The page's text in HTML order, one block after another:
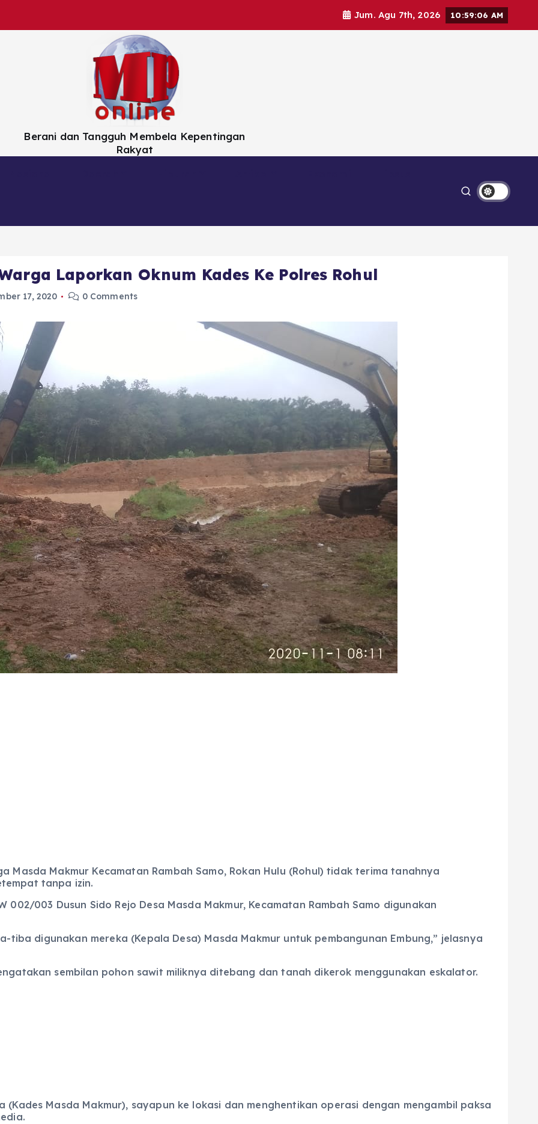
Jum. Agu 7th, 2026 10:59:08 AM
Berani dan Tangguh Membela Kepentingan
Rakyat
Laporkan Oknum Kades Ke Polres Rohul
17, 2020 0 Comments
Masda Makmur Kecamatan Rambah Samo, Rokan Hulu (Rohul) tidak terima tanahnya
tanpa izin.
003 Dusun Sido Rejo Desa Masda Makmur, Kecamatan Rambah Samo digunakan
digunakan mereka (Kepala Desa) Masda Makmur untuk pembangunan Embung,” jelasnya
sembilan pohon sawit miliknya ditebang dan tanah dikerok menggunakan eskalator.
Masda Makmur), sayapun ke lokasi dan menghentikan operasi dengan mengambil paksa